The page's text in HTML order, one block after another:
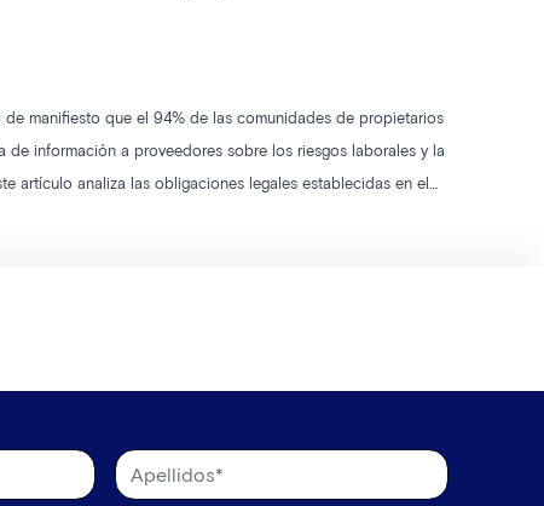
manifiesto que el 94% de las comunidades de propietarios
de información a proveedores sobre los riesgos laborales y la
artículo analiza las obligaciones legales establecidas en el